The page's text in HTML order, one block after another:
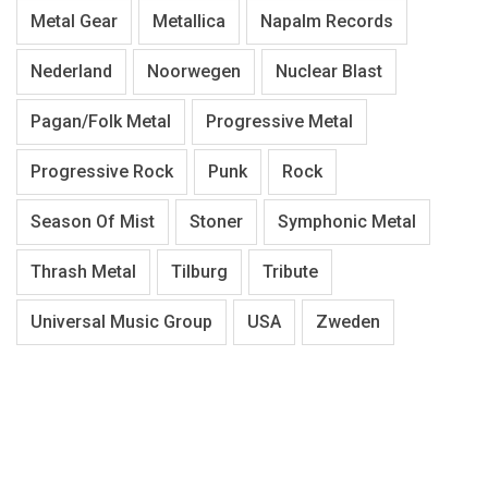
Metal Gear Metallica Napalm Records
Nederland Noorwegen Nuclear Blast
Pagan/Folk Metal Progressive Metal
Progressive Rock Punk Rock
Season Of Mist Stoner Symphonic Metal
Thrash Metal Tilburg Tribute
Universal Music Group USA Zweden